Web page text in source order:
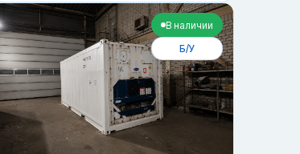
В наличии
Б/У